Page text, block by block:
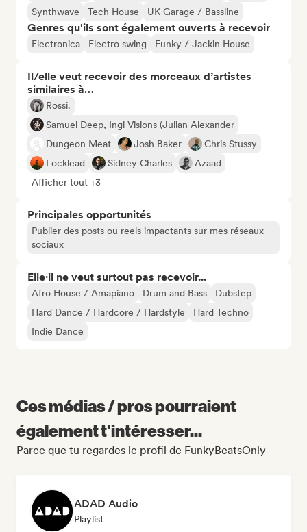
Synthwave
Tech House UK Garage / Bassline
Genres qu'ils sont également ouverts à recevoir
Electronica Electro swing Funky / Jackin House
Il/elle veut recevoir des morceaux d’artistes
similaires à…
Rossi.
Samuel Deep, Ingi Visions (Julian Alexander
Dungeon Meat
Josh Baker
Chris Stussy
Locklead
Sidney Charles
Azaad
Afficher tout +3
Principales opportunités
Publier des posts ou reels impactants sur mes réseaux
sociaux
Elle·il ne veut surtout pas recevoir...
Afro House / Amapiano Drum and Bass
Dubstep
Hard Dance / Hardcore / Hardstyle
Hard Techno
Indie Dance
Ces médias / pros pourraient
également t'intéresser...
Parce que tu regardes le profil de FunkyBeatsOnly
ADAD Audio
Playlist